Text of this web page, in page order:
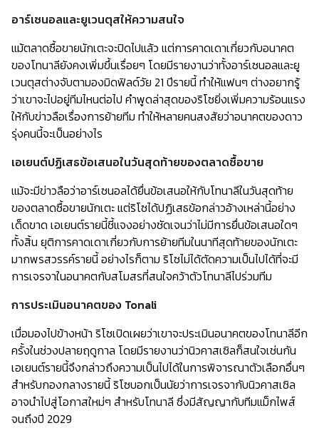
อาร์เซนอลและยูเวนตุสให้ความสนใจ
แม้ตลาดซื้อขายนักเตะจะปิดไปแล้ว แต่การคาดเดาเกี่ยวกับอนาคต
ของโทนาลียังคงเพิ่มขึ้นเรื่อยๆ โดยมีรายงานว่าทั้งอาร์เซนอลและยู
เวนตุสต่างจับตามองมิดฟิลด์วัย 21 ปีรายนี้ ทำให้แฟนๆ ต่างอยากรู้
ว่าเขาจะไปอยู่ทีมไหนต่อไป คำพูดล่าสุดของริโซยิ่งเพิ่มความร้อนแรง
ให้กับข่าวลือเรื่องการย้ายทีม ทำให้หลายคนสงสัยว่าอนาคตของดาว
รุ่งคนนี้จะเป็นอย่างไร
เอเยนต์ปฏิเสธข้อเสนอในวันสุดท้ายของตลาดซื้อขาย
แม้จะมีข่าวลือว่าอาร์เซนอลได้ยื่นข้อเสนอให้กับโทนาลีในวันสุดท้าย
ของตลาดซื้อขายนักเตะ แต่ริโซได้ปฏิเสธข้อกล่าวอ้างเหล่านี้อย่าง
เด็ดขาด เอเยนต์รายนี้ชี้แจงอย่างชัดเจนว่าไม่มีการยื่นข้อเสนอใดๆ
ทั้งสิ้น ยุติการคาดเดาเกี่ยวกับการย้ายทีมในนาทีสุดท้ายของนักเตะ
มากพรสวรรค์รายนี้ อย่างไรก็ตาม ริโซไม่ได้ตัดความเป็นไปได้ที่จะมี
การเจรจาในอนาคตกับสโมสรที่สนใจคว้าตัวโทนาลีไปร่วมทีม
การประเมินอนาคตของ Tonali
เมื่อมองไปข้างหน้า ริโซเปิดเผยว่าเขาจะประเมินอนาคตของโทนาลีอีก
ครั้งในช่วงปลายฤดูกาล โดยมีรายงานว่านิวคาสเซิลก็สนใจเช่นกัน
เอเยนต์รายนี้จึงกล่าวถึงความเป็นไปได้ในการพิจารณาตัวเลือกอื่นๆ
สำหรับกองกลางรายนี้ ริโซบอกเป็นนัยว่าการเจรจากับนิวคาสเซิล
อาจนำไปสู่โอกาสใหม่ๆ สำหรับโทนาลี ซึ่งมีสัญญากับทีมแม็กไพส์
จนถึงปี 2029